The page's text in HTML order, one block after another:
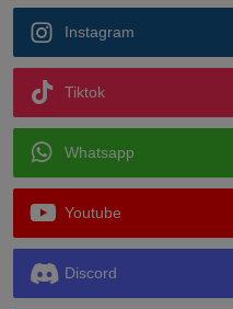
Instagram
Tiktok
Whatsapp
Youtube
Discord